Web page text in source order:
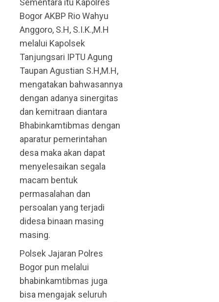
Sementara itu Kapolres
Bogor AKBP Rio Wahyu
Anggoro, S.H, S.I.K.,M.H
melalui Kapolsek
Tanjungsari IPTU Agung
Taupan Agustian S.H,M.H,
mengatakan bahwasannya
dengan adanya sinergitas
dan kemitraan diantara
Bhabinkamtibmas dengan
aparatur pemerintahan
desa maka akan dapat
menyelesaikan segala
macam bentuk
permasalahan dan
persoalan yang terjadi
didesa binaan masing
masing.
Polsek Jajaran Polres
Bogor pun melalui
bhabinkamtibmas juga
bisa mengajak seluruh